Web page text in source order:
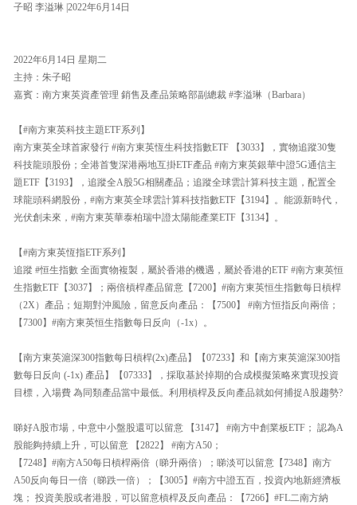
子昭 李溢琳 |2022年6月14日
2022年6月14日 星期二
主持：朱子昭
嘉賓：南方東英資產管理 銷售及產品策略部副總裁 #李溢琳（Barbara）
【#南方東英科技主題ETF系列】
南方東英全球首家發行 #南方東英恆生科技指數ETF 【3033】，實物追蹤30隻
科技龍頭股份；全港首隻深港兩地互掛ETF產品 #南方東英銀華中證5G通信主
題ETF【3193】，追蹤全A股5G相關產品；追蹤全球雲計算科技主題，配置全
球龍頭科網股份，#南方東英全球雲計算科技指數ETF【3194】。能源新時代，
光伏創未來，#南方東英華泰柏瑞中證太陽能產業ETF【3134】。
【#南方東英恆指ETF系列】
追蹤 #恒生指數 全面實物複製，屬於香港的機遇，屬於香港的ETF #南方東英恒
生指數ETF【3037】；兩倍槓桿產品留意【7200】#南方東英恒生指數每日槓桿
（2X）產品；短期對沖風險，留意反向產品：【7500】 #南方恒指反向兩倍；
【7300】#南方東英恒生指數每日反向（-1x）。
【南方東英滬深300指數每日槓桿(2x)產品】【07233】和【南方東英滬深300指
數每日反向 (-1x) 產品】【07333】，採取基於掉期的合成模擬策略來實現投資
目標，入場費 為同類產品當中最低。利用槓桿及反向產品就如何捕捉A股趨勢?
睇好A股市場，中意中小盤股還可以留意 【3147】 #南方中創業板ETF； 認為A
股能夠持續上升，可以留意 【2822】 #南方A50；
【7248】#南方A50每日槓桿兩倍（睇升兩倍）；睇淡可以留意【7348】南方
A50反向每日一倍（睇跌一倍）；【3005】#南方中證五百，投資內地新經濟板
塊； 投資美股或者港股，可以留意槓桿及反向產品：【7266】#FL二南方納